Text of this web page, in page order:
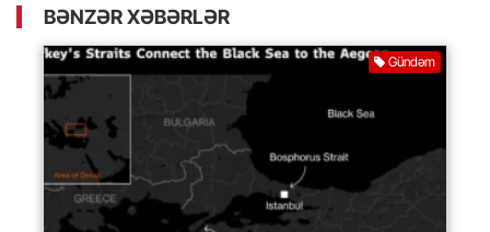
BƏNZƏR XƏBƏRLƏR
Gündəm